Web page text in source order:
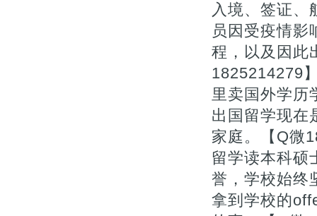
入境、签证、
员因受疫情影
程，以及因此
1825214279
里卖国外学历
出国留学现在
家庭。【Q微
留学读本科硕
誉，学校始终
拿到学校的